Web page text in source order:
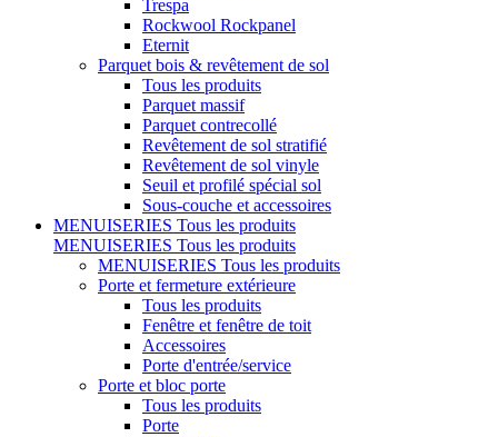
Trespa
Rockwool Rockpanel
Eternit
Parquet bois & revêtement de sol
Tous les produits
Parquet massif
Parquet contrecollé
Revêtement de sol stratifié
Revêtement de sol vinyle
Seuil et profilé spécial sol
Sous-couche et accessoires
MENUISERIES Tous les produits
MENUISERIES Tous les produits
MENUISERIES Tous les produits
Porte et fermeture extérieure
Tous les produits
Fenêtre et fenêtre de toit
Accessoires
Porte d'entrée/service
Porte et bloc porte
Tous les produits
Porte